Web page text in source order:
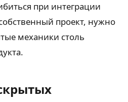
при интеграции
проект, нужно
механики столь